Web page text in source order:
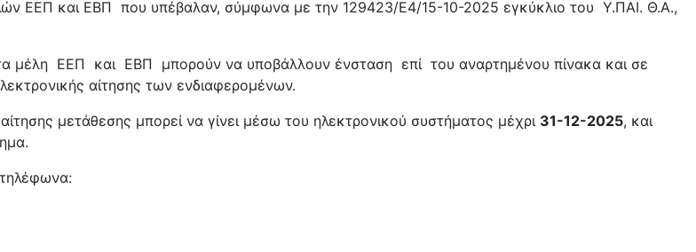
ΕΕΠ και ΕΒΠ που υπέβαλαν, σύμφωνα με την 129423/Ε4/15-10-2025 εγκύκλιο του Υ.ΠΑΙ. Θ.Α.,
μέλη ΕΕΠ και ΕΒΠ μπορούν να υποβάλλουν ένσταση επί του αναρτημένου πίνακα και σε
αίτησης των ενδιαφερομένων.
μετάθεσης μπορεί να γίνει μέσω του ηλεκτρονικού συστήματος μέχρι 31-12-2025, και